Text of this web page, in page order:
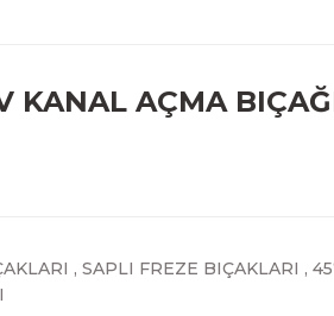
KANAL AÇMA
, SAPLI FREZE BIÇAKLARI ,